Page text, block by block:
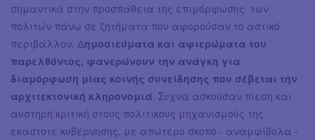
σημαντικά στην προσπάθεια της επιμόρφωσης των
πολιτών πάνω σε ζητήματα που αφορούσαν το αστικό
περιβάλλον. Δημοσιεύματα και αφιερώματα του
παρελθόντος, φανερώνουν την ανάγκη για
διαμόρφωση μίας κοινής συνείδησης που σέβεται την
αρχιτεκτονική κληρονομιά . Συχνά ασκούσαν πίεση και
αυστηρή κριτική στους πολιτικούς μηχανισμούς της
εκάστοτε κυβέρνησης, με απώτερο σκοπό - αναμφίβολα -